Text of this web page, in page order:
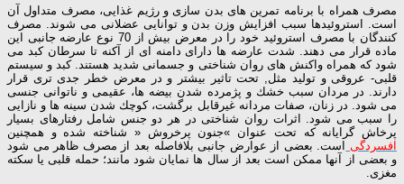
مصرف همراه با برنامه تمرین های بدن سازی و رژیم غذایی، مصرف متداول آن
است. استروئیدها سبب افزایش وزن بدن و توانایی عضلانی می شوند. مصرف
كنندگان با مصرف استروئید خود را در معرض بیش از 70 نوع عارضه جانبی این
ماده قرار می دهند. شدت عارضه ها دارای دامنه ای از آكنه تا سرطان كبد می
شود كه همراه واكنش های روان شناختی و جسمانی شدید هستند. كبد و سیستم
قلبی- عروقی و تولید مثل, تحت تاثیر بیشتر و در معرض خطر جدی تری قرار
دارند. در مردان سبب خشك و پژمرده شدن بیضه ها، عقیمی و ناتوانی جنسی
می شود. در زنان، صفات مردانه غیرقابل برگشت، كوچك شدن سینه ها و نازایی
را سبب می شود. اثرات روان شناختی در هر دو جنس شامل رفتارهای بسیار
پرخاش گرایانه كه تحت عنوان »جنون پرخروش « شناخته شده و همچنین
افسردگی
است. بعضی از عوارض جانبی بلافاصله بعد از مصرف ظاهر می شود
و بعضی از آنها ممكن است بعد از سال ها نمایان شود مانند؛ حمله قلبی یا سكته
مغزی.